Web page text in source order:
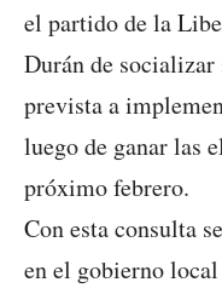
el partido de la
Durán de
prevista a
luego de ganar las
próximo febrero.
Con esta consulta
en el gobierno